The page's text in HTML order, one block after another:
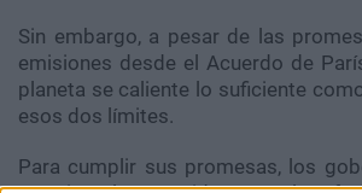
Sin embargo, a pesar de las
emisiones desde el Acuerdo de
planeta se caliente lo suficiente
esos dos límites.
Para cumplir sus promesas, los